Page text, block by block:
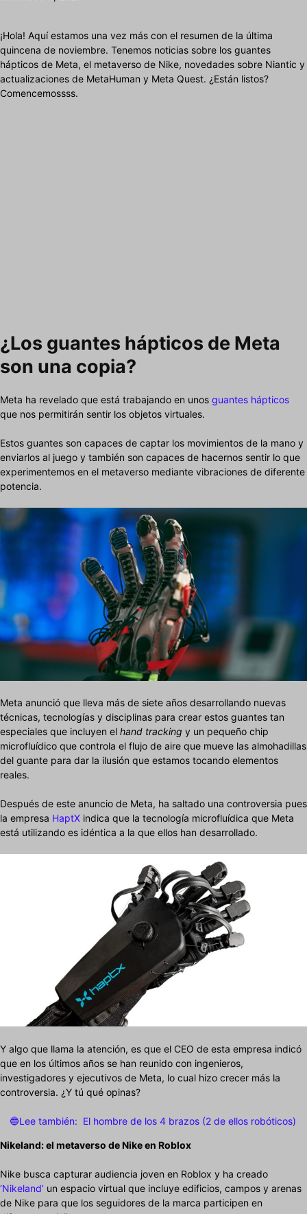
¡Hola! Aquí estamos una vez más con el resumen de la última
quincena de noviembre. Tenemos noticias sobre los guantes
hápticos de Meta, el metaverso de Nike, novedades sobre Niantic y
actualizaciones de MetaHuman y Meta Quest. ¿Están listos?
Comencemossss.
¿Los guantes hápticos de Meta
son una copia?
Meta ha revelado que está trabajando en unos guantes hápticos
que nos permitirán sentir los objetos virtuales.
Estos guantes son capaces de captar los movimientos de la mano y
enviarlos al juego y también son capaces de hacernos sentir lo que
experimentemos en el metaverso mediante vibraciones de diferente
potencia.
Meta anunció que lleva más de siete años desarrollando nuevas
técnicas, tecnologías y disciplinas para crear estos guantes tan
especiales que incluyen el hand tracking y un pequeño chip
microfluídico que controla el flujo de aire que mueve las almohadillas
del guante para dar la ilusión que estamos tocando elementos
reales.
Después de este anuncio de Meta, ha saltado una controversia pues
la empresa HaptX indica que la tecnología microfluídica que Meta
está utilizando es idéntica a la que ellos han desarrollado.
Y algo que llama la atención, es que el CEO de esta empresa indicó
que en los últimos años se han reunido con ingenieros,
investigadores y ejecutivos de Meta, lo cual hizo crecer más la
controversia. ¿Y tú qué opinas?
🔵Lee también: El hombre de los 4 brazos (2 de ellos robóticos)
Nikeland: el metaverso de Nike en Roblox
Nike busca capturar audiencia joven en Roblox y ha creado
‘Nikeland’ un espacio virtual que incluye edificios, campos y arenas
de Nike para que los seguidores de la marca participen en